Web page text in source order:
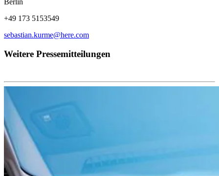
Berlin
+49 173 5153549
sebastian.kurme@here.com
Weitere Pressemitteilungen